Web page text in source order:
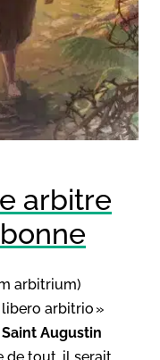
arbitre
arbitrium)
arbitrio »
Saint Augustin